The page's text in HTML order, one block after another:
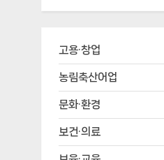
고용·창업
농림축산어업
문화·환경
보건·의료